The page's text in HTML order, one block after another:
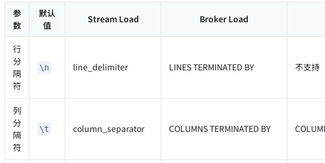
参
数
默认
值
Stream Load Broker Load
行
分
隔
符
\n line_delimiter LINES TERMINATED BY 不支持
列
分
隔
符
\t column_separator COLUMNS TERMINATED BY